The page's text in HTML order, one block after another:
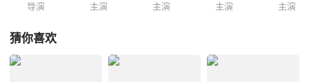
导演 主演 主演 主演 主演
猜你喜欢